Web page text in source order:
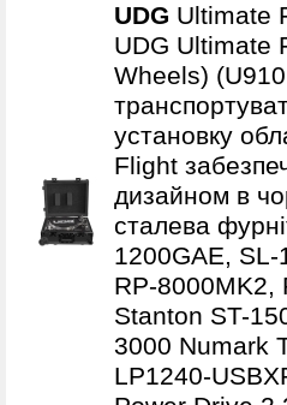
UDG Ultimate
UDG Ultimate
Wheels)
установку
Flight
дизайном в
сталева
1200GAE,
RP-8000MK2,
Stanton ST-
3000 Numark
LP1240-